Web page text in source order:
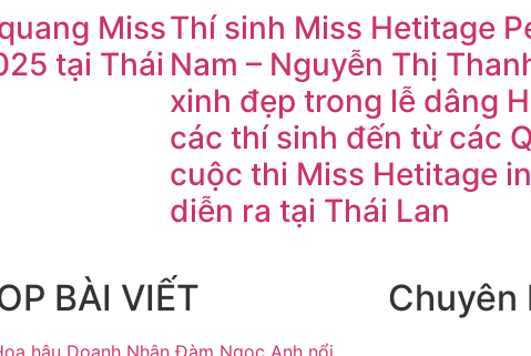
Miss
tại Thái
Thí sinh Miss Hetitage
Nam – Nguyễn Thị
xinh đẹp trong lễ dâng
các thí sinh đến từ các
cuộc thi Miss Hetitage
diễn ra tại Thái Lan
BÀI VIẾT Chuyên